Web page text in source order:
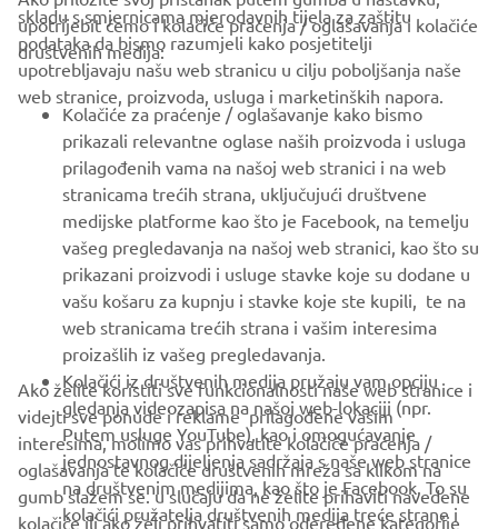
CORPORATE
FOR BUSINESS
MORE YAMAHA
SUPPORT
BILTEN
Budite prvi koji će saznati o najnovijim ponudama, posebnim
događajima, novim izdanjima i još mnogo toga
PRETPLATITE SE
skladu s smjernicama mjerodavnih tijela za zaštitu
podataka da bismo razumjeli kako posjetitelji
upotrebljavaju našu web stranicu u cilju poboljšanja naše
web stranice, proizvoda, usluga i marketinških napora.
upotrijebit ćemo i kolačiće praćenja / oglašavanja i kolačiće
društvenih medija:
Kolačiće za praćenje / oglašavanje kako bismo
prikazali relevantne oglase naših proizvoda i usluga
prilagođenih vama na našoj web stranici i na web
stranicama trećih strana, uključujući društvene
medijske platforme kao što je Facebook, na temelju
vašeg pregledavanja na našoj web stranici, kao što su
prikazani proizvodi i usluge stavke koje su dodane u
vašu košaru za kupnju i stavke koje ste kupili, te na
web stranicama trećih strana i vašim interesima
proizašlih iz vašeg pregledavanja.
Kolačići iz društvenih medija pružaju vam opciju
gledanja videozapisa na našoj web-lokaciji (npr.
Putem usluge YouTube), kao i omogućavanje
jednostavnog dijeljenja sadržaja s naše web stranice
na društvenim medijima, kao što je Facebook. To su
kolačići pružatelja društvenih medija treće strane i
Ako želite koristiti sve funkcionalnosti naše web stranice i
videjti sve ponude i reklame prilagođene vašim
interesima, molimo vas prihvatite kolačiće praćenja /
oglašavanja te kolačiće društvenih mreža sa klikom na
gumb slažem se. u slučaju da ne želite prihaviti navedene
kolačiće ili ako želi prihvatiti samo odeređene kategorije